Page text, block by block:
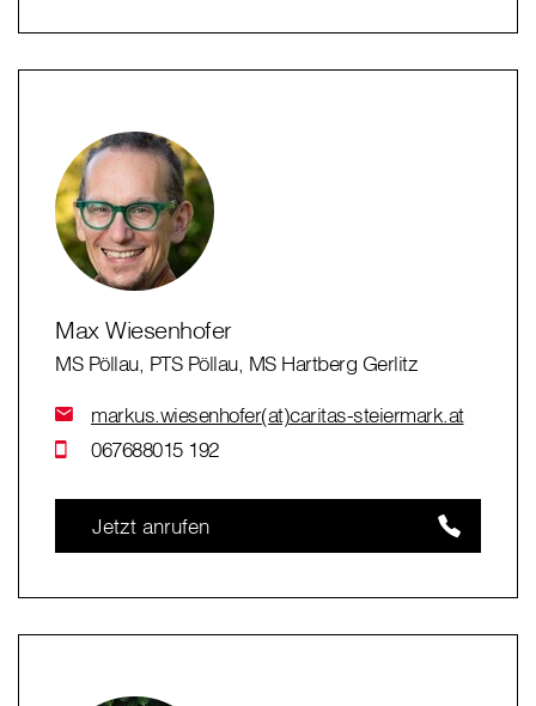
Max Wiesenhofer
MS Pöllau, PTS Pöllau, MS Hartberg Gerlitz
markus.wiesenhofer(at)caritas-steiermark.at
067688015 192
Jetzt anrufen